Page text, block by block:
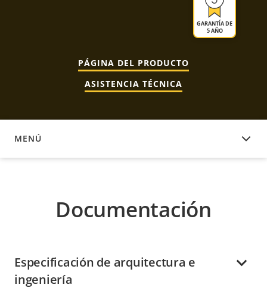
GARANTÍA DE
5 AÑO
PÁGINA DEL PRODUCTO
ASISTENCIA TÉCNICA
MENÚ
DOCUMENTACIÓN
Documentación
Especificación de arquitectura e
ingeniería